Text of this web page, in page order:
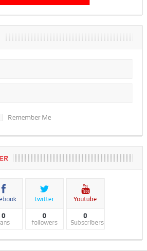
Remember Me
0
twitter
0
followers
Youtube
0
Subscribers